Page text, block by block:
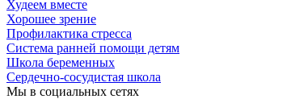
Худеем вместе
Хорошее зрение
Профилактика стресса
Система ранней помощи детям
Школа беременных
Сердечно-сосудистая школа
Мы в социальных сетях